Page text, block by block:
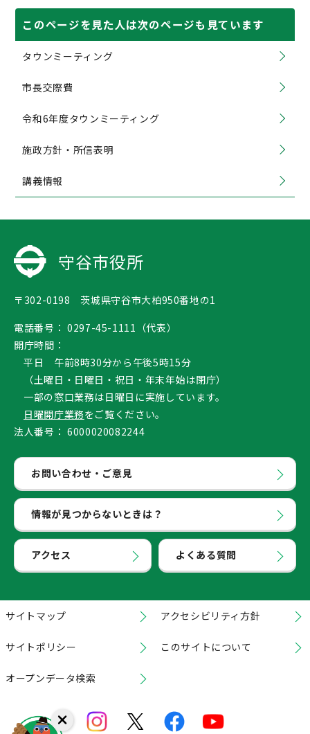
このページを見た人は次のページも見ています
タウンミーティング
市長交際費
令和6年度タウンミーティング
施政方針・所信表明
講義情報
守谷市役所
〒302-0198 茨城県守谷市大柏950番地の1
電話番号： 0297-45-1111（代表）
開庁時間：
平日 午前8時30分から午後5時15分
（土曜日・日曜日・祝日・年末年始は閉庁）
一部の窓口業務は日曜日に実施しています。
日曜開庁業務をご覧ください。
法人番号： 6000020082244
お問い合わせ・ご意見
情報が見つからないときは？
アクセス よくある質問
サイトマップ アクセシビリティ方針
サイトポリシー このサイトについて
オープンデータ検索